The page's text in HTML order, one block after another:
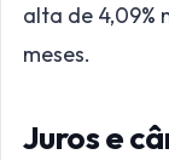
alta de 4,09%
meses.
Juros e